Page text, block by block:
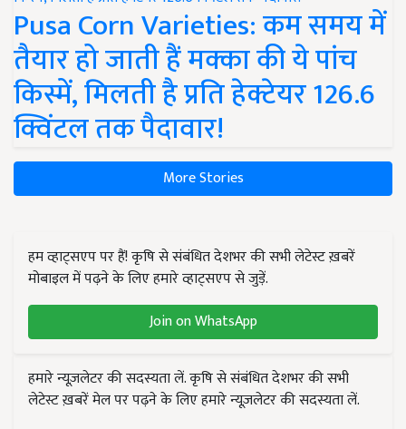
Pusa Corn Varieties: कम समय में
तैयार हो जाती हैं मक्का की ये पांच
किस्में, मिलती है प्रति हेक्टेयर 126.6
क्विंटल तक पैदावार!
More Stories
हम व्हाट्सएप पर हैं! कृषि से संबंधित देशभर की सभी लेटेस्ट ख़बरें
मोबाइल में पढ़ने के लिए हमारे व्हाट्सएप से जुड़ें.
Join on WhatsApp
हमारे न्यूज़लेटर की सदस्यता लें. कृषि से संबंधित देशभर की सभी
लेटेस्ट ख़बरें मेल पर पढ़ने के लिए हमारे न्यूज़लेटर की सदस्यता लें.